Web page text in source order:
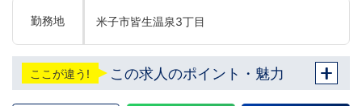
勤務地 米子市皆生温泉3丁目
ここが違う! この求人のポイント・魅力